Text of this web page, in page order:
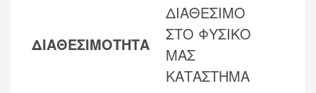
ΔΙΑΘΕΣΙΜΟΤΗΤΑ
ΔΙΑΘΕΣΙΜΟ
ΣΤΟ ΦΥΣΙΚΟ
ΜΑΣ
ΚΑΤΑΣΤΗΜΑ